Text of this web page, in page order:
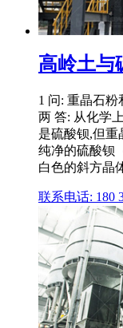
高岭土与
1 问: 重晶石
两 答: 从化学
是硫酸钡,但重
纯净的硫酸钡
白色的斜方晶
联系电话: 180